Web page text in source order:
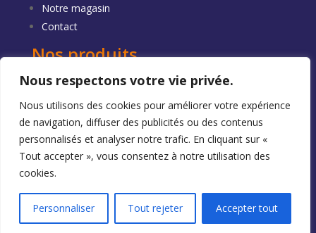
Nous respectons votre vie privée.
Nous utilisons des cookies pour améliorer votre expérience
de navigation, diffuser des publicités ou des contenus
personnalisés et analyser notre trafic. En cliquant sur «
Tout accepter », vous consentez à notre utilisation des
cookies.
Personnaliser Tout rejeter Accepter tout
Notre magasin
Contact
Nos produits
Boxsprings
Sommiers
Linges de lit
Contact

info@bedoutletstore.be
© 2026
Politique de confidentialité